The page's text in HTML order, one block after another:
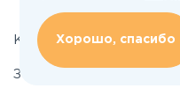
Новорижское
Коттеджные поселки
Земельные участки
Хорошо, спасибо